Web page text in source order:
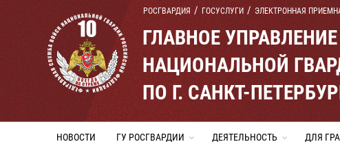
РОСГВАРДИЯ ГОСУСЛУГИ ЭЛЕКТРОННАЯ
ГЛАВНОЕ
НАЦИОНАЛЬНОЙ
ПО Г. САНКТ-
НОВОСТИ ГУ РОСГВАРДИИ ДЕЯТЕЛЬНОСТЬ ДЛЯ